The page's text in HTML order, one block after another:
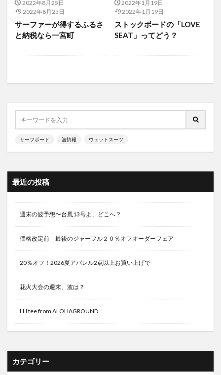
2022年8月25日
2022年8月25日
サーファーが得するふるさ
と納税なら一宮町
2022年1月19日
2022年1月19日
ストックボードの「LOVE
SEAT」ってどう？
サーフボード 波情報 ウェットスーツ
最近の投稿
週末の波予想〜台風13号よ、どこへ？
価格改定前 最後のジャーフル２０％オフオーダーフェア
20％オフ！2026夏アパレル2点以上お買い上げで
花火大会の週末、波は？
LH tee from ALOHAGROUND
カテゴリー